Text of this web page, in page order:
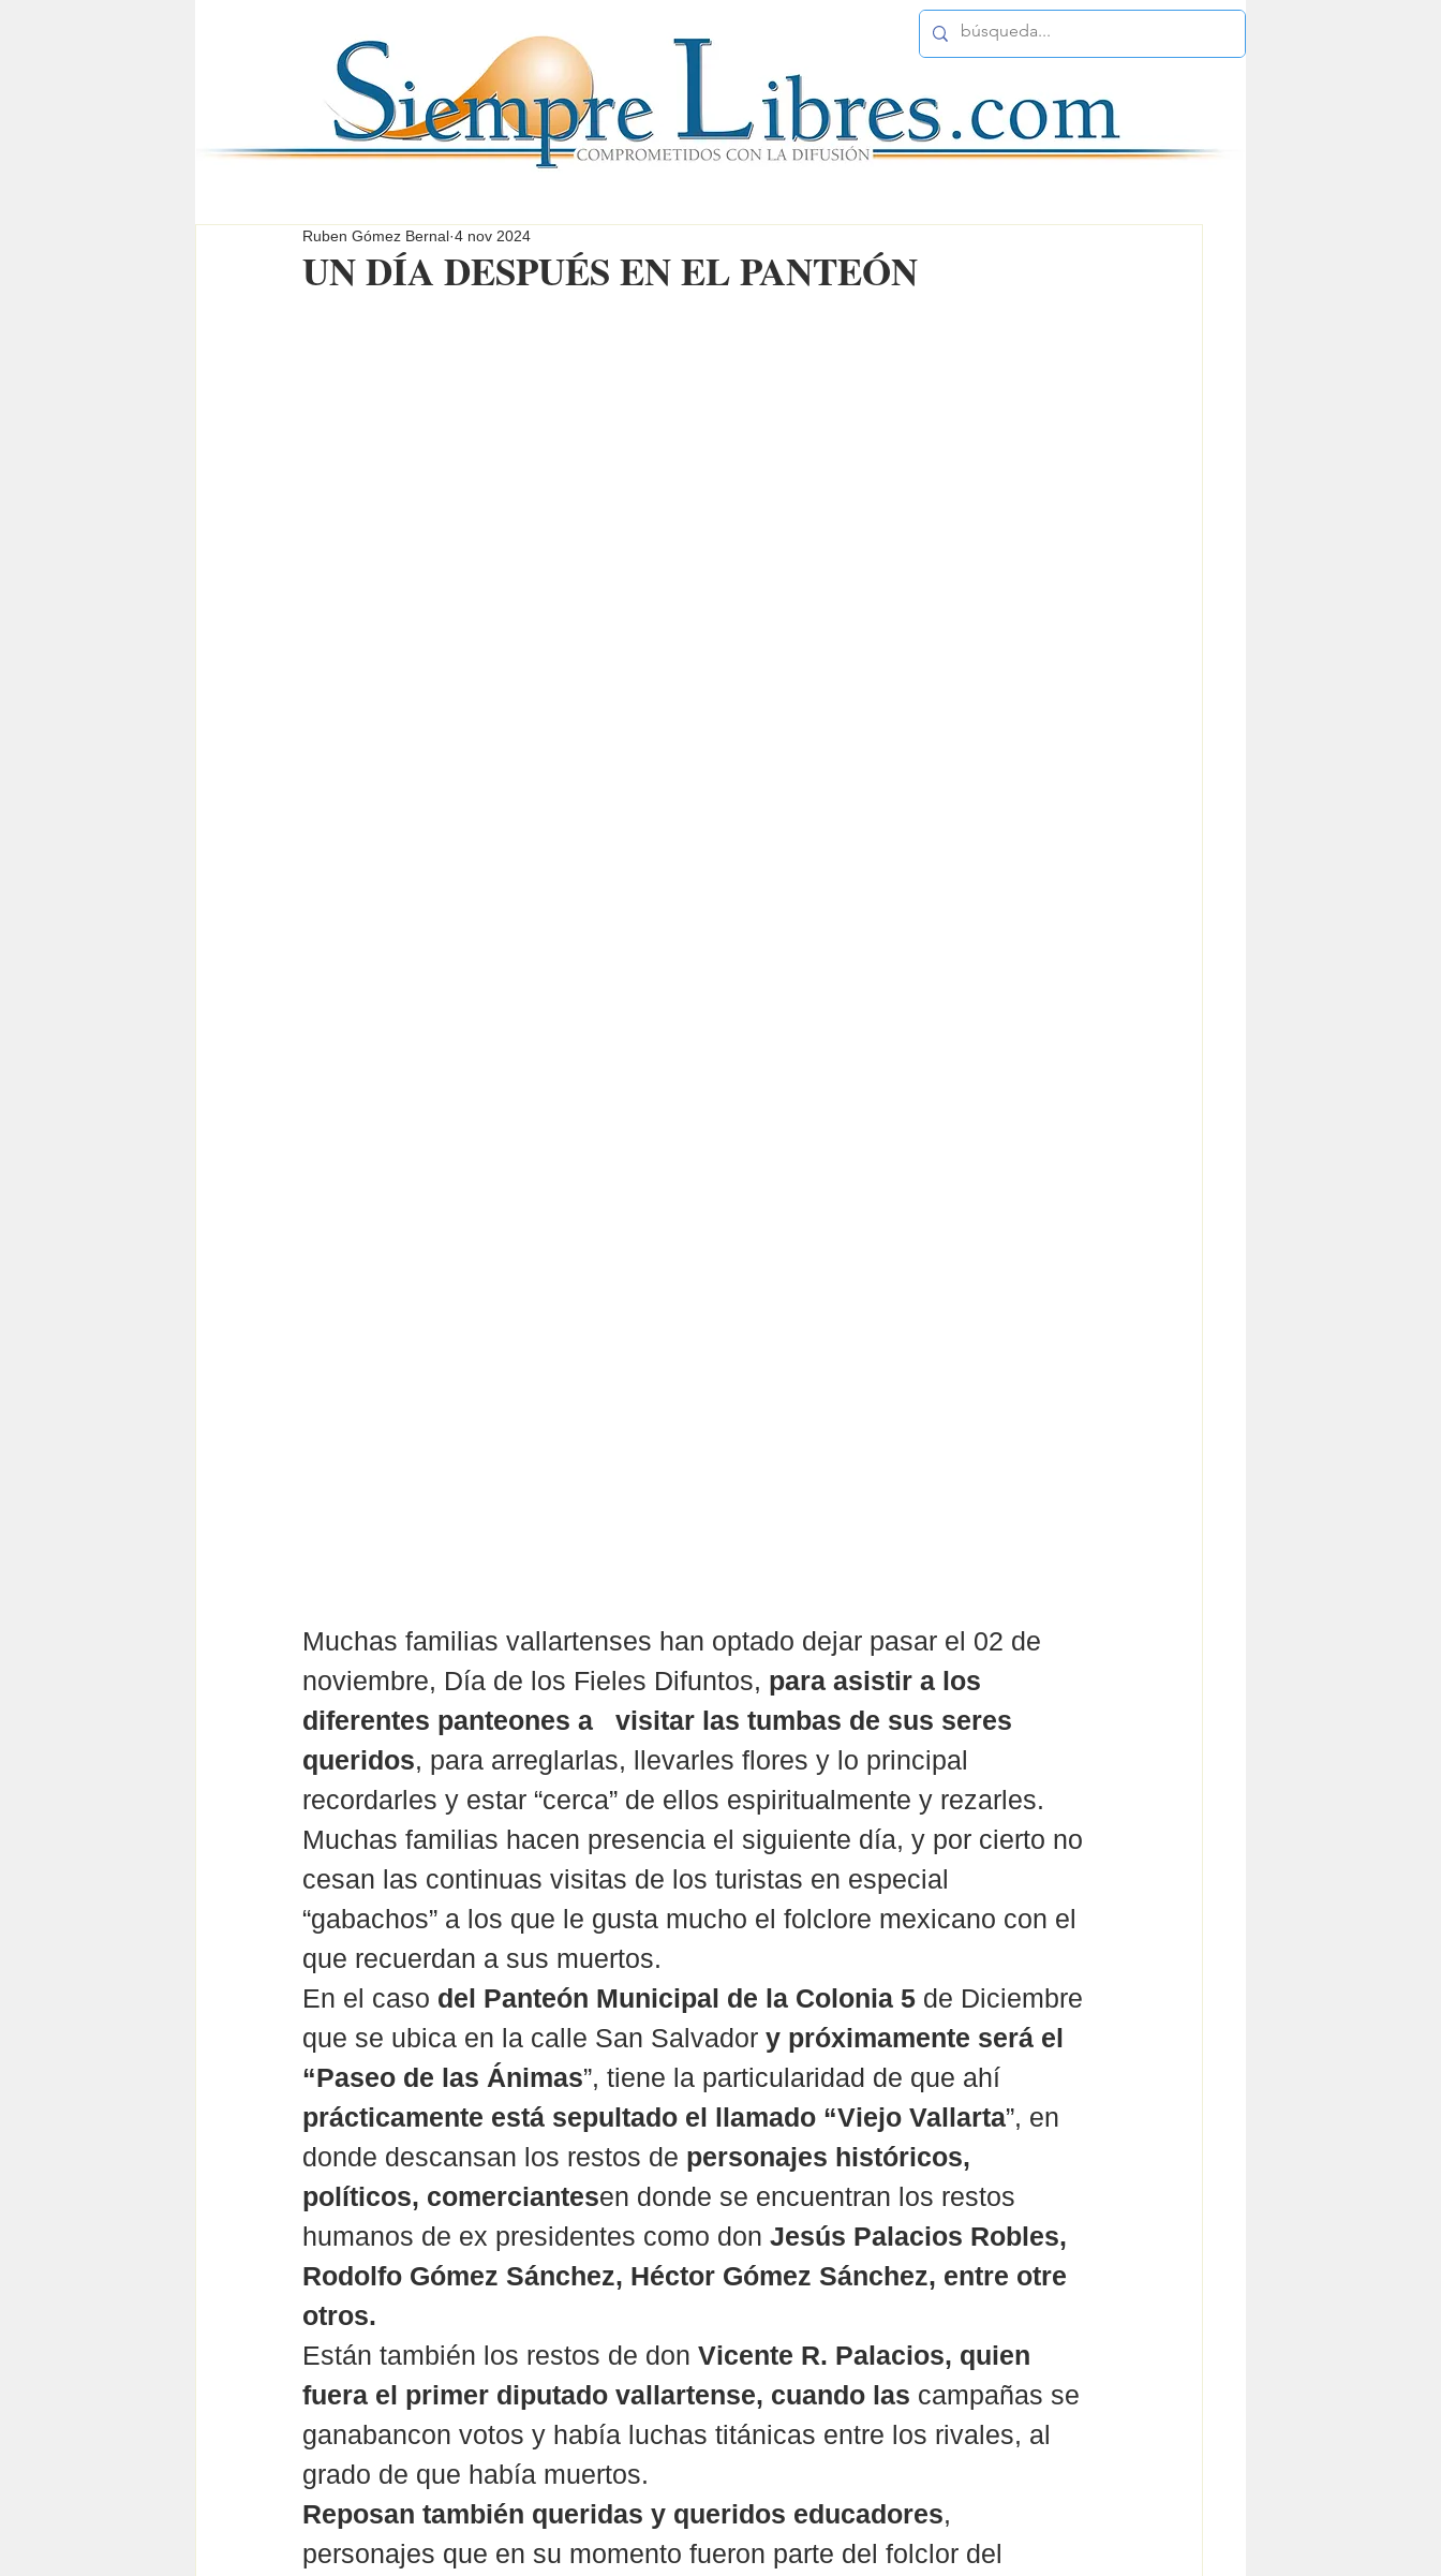
UN DÍA DESPUÉS EN EL PANTEÓN
Ruben Gómez Bernal 4 nov 2024
Muchas familias vallartenses han optado dejar pasar el 02 de
noviembre, Día de los Fieles Difuntos, para asistir a los
diferentes panteones a   visitar las tumbas de sus seres
queridos, para arreglarlas, llevarles flores y lo principal
recordarles y estar “cerca” de ellos espiritualmente y rezarles.
Muchas familias hacen presencia el siguiente día, y por cierto no
cesan las continuas visitas de los turistas en especial
“gabachos” a los que le gusta mucho el folclore mexicano con el
que recuerdan a sus muertos.
En el caso del Panteón Municipal de la Colonia 5 de Diciembre
que se ubica en la calle San Salvador y próximamente será el
“Paseo de las Ánimas”, tiene la particularidad de que ahí
prácticamente está sepultado el llamado “Viejo Vallarta”, en
donde descansan los restos de personajes históricos,
políticos, comerciantesen donde se encuentran los restos
humanos de ex presidentes como don Jesús Palacios Robles,
Rodolfo Gómez Sánchez, Héctor Gómez Sánchez, entre otre
otros.
Están también los restos de don Vicente R. Palacios, quien
fuera el primer diputado vallartense, cuando las campañas se
ganabancon votos y había luchas titánicas entre los rivales, al
grado de que había muertos.
Reposan también queridas y queridos educadores,
personajes que en su momento fueron parte del folclor del